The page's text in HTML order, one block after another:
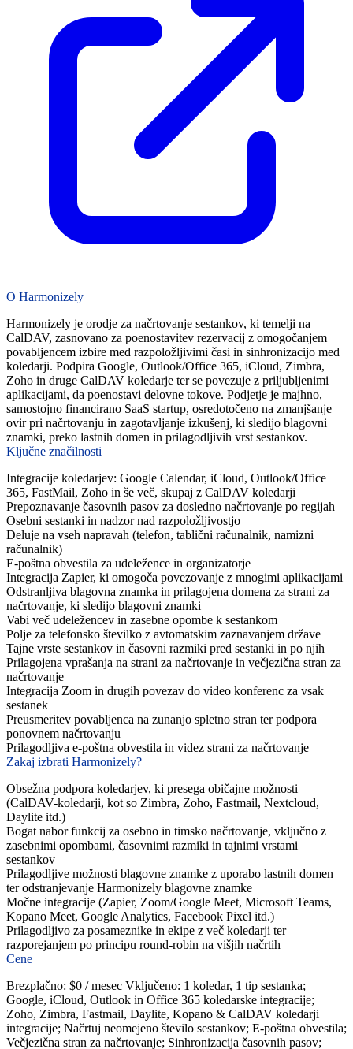
O Harmonizely
Harmonizely je orodje za načrtovanje sestankov, ki temelji na
CalDAV, zasnovano za poenostavitev rezervacij z omogočanjem
povabljencem izbire med razpoložljivimi časi in sinhronizacijo med
koledarji. Podpira Google, Outlook/Office 365, iCloud, Zimbra,
Zoho in druge CalDAV koledarje ter se povezuje z priljubljenimi
aplikacijami, da poenostavi delovne tokove. Podjetje je majhno,
samostojno financirano SaaS startup, osredotočeno na zmanjšanje
ovir pri načrtovanju in zagotavljanje izkušenj, ki sledijo blagovni
znamki, preko lastnih domen in prilagodljivih vrst sestankov.
Ključne značilnosti
Integracije koledarjev: Google Calendar, iCloud, Outlook/Office
365, FastMail, Zoho in še več, skupaj z CalDAV koledarji
Prepoznavanje časovnih pasov za dosledno načrtovanje po regijah
Osebni sestanki in nadzor nad razpoložljivostjo
Deluje na vseh napravah (telefon, tablični računalnik, namizni
računalnik)
E-poštna obvestila za udeležence in organizatorje
Integracija Zapier, ki omogoča povezovanje z mnogimi aplikacijami
Odstranljiva blagovna znamka in prilagojena domena za strani za
načrtovanje, ki sledijo blagovni znamki
Vabi več udeležencev in zasebne opombe k sestankom
Polje za telefonsko številko z avtomatskim zaznavanjem države
Tajne vrste sestankov in časovni razmiki pred sestanki in po njih
Prilagojena vprašanja na strani za načrtovanje in večjezična stran za
načrtovanje
Integracija Zoom in drugih povezav do video konferenc za vsak
sestanek
Preusmeritev povabljenca na zunanjo spletno stran ter podpora
ponovnem načrtovanju
Prilagodljiva e-poštna obvestila in videz strani za načrtovanje
Zakaj izbrati Harmonizely?
Obsežna podpora koledarjev, ki presega običajne možnosti
(CalDAV-koledarji, kot so Zimbra, Zoho, Fastmail, Nextcloud,
Daylite itd.)
Bogat nabor funkcij za osebno in timsko načrtovanje, vključno z
zasebnimi opombami, časovnimi razmiki in tajnimi vrstami
sestankov
Prilagodljive možnosti blagovne znamke z uporabo lastnih domen
ter odstranjevanje Harmonizely blagovne znamke
Močne integracije (Zapier, Zoom/Google Meet, Microsoft Teams,
Kopano Meet, Google Analytics, Facebook Pixel itd.)
Prilagodljivo za posameznike in ekipe z več koledarji ter
razporejanjem po principu round-robin na višjih načrtih
Cene
Brezplačno: $0 / mesec Vključeno: 1 koledar, 1 tip sestanka;
Google, iCloud, Outlook in Office 365 koledarske integracije;
Zoho, Zimbra, Fastmail, Daylite, Kopano & CalDAV koledarji
integracije; Načrtuj neomejeno število sestankov; E-poštna obvestila;
Večjezična stran za načrtovanje; Sinhronizacija časovnih pasov;